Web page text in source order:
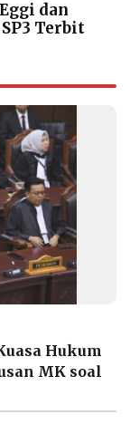
dan
Terbit
Hukum
MK soal